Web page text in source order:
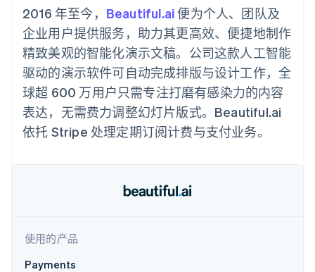
Boost
支付成功率优
化
Link
加速结账
会计自动化
Stripe Sigma
自定义报告
Data Pipeline
数据同步
更多
Product roadmap
Climate
资金管理
平台
SaaS
按行业
AI 企业
创作者经济
媒体与娱乐
非营利组织
通过智能体配置和管理服
务
资源
应用集成
代码示例
开发者博客
产品路线图
Sessions 年度大会
招聘
资讯中心
Stripe Press
联系
联系销售
2016 年至今， Beautiful.ai便为个人、团队及
企业用户提供服务，助力其更高效、便捷地制作
精致美观的智能化演示文稿。公司这款人工智能
驱动的演示软件可自动完成排版与设计工作，全
球超 600 万用户只需专注打磨有感染力的内容
表达，无需费力调整幻灯片版式。Beautiful.ai
依托 Stripe 处理定期订阅计费与支付业务。
使用的产品
Payments